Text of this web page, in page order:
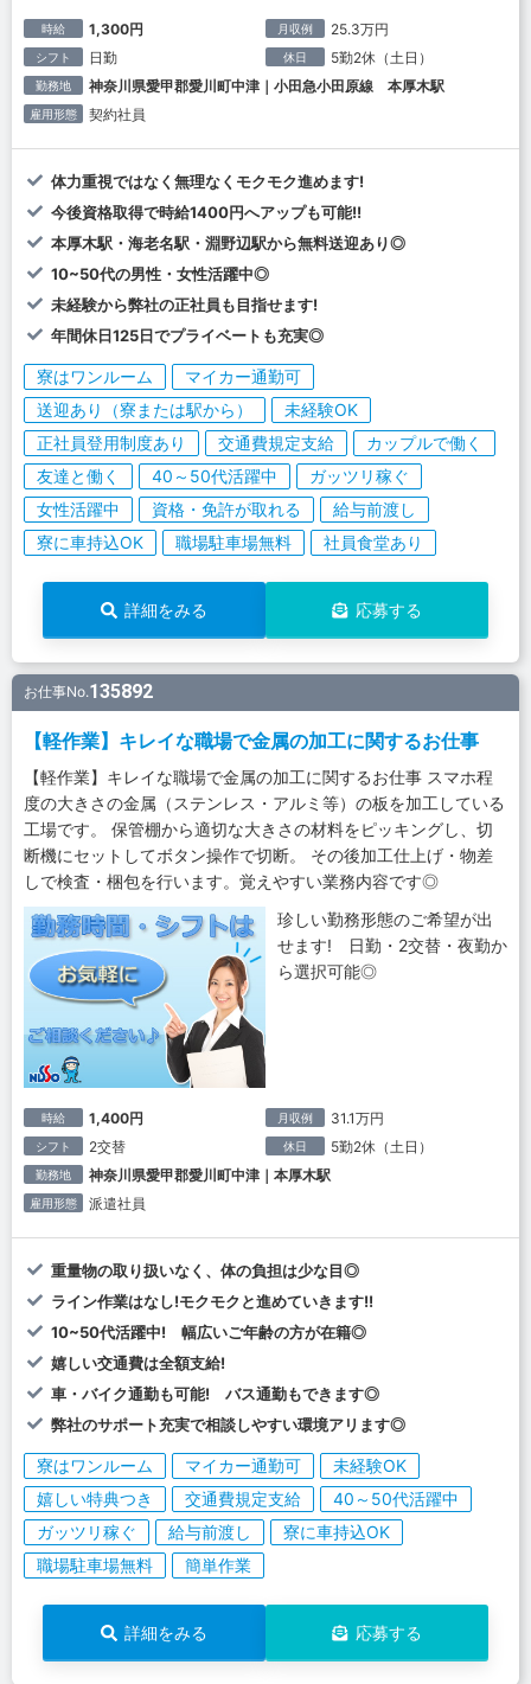
時給 1,300円 月収例 25.3万円
シフト 日勤 休日 5勤2休（土日）
勤務地 神奈川県愛甲郡愛川町中津｜小田急小田原線 本厚木駅
雇用形態 契約社員
体力重視ではなく無理なくモクモク進めます!
今後資格取得で時給1400円へアップも可能!!
本厚木駅・海老名駅・淵野辺駅から無料送迎あり◎
10~50代の男性・女性活躍中◎
未経験から弊社の正社員も目指せます!
年間休日125日でプライベートも充実◎
寮はワンルーム
マイカー通勤可
送迎あり（寮または駅から）
未経験OK
正社員登用制度あり
交通費規定支給
カップルで働く
友達と働く
40～50代活躍中
ガッツリ稼ぐ
女性活躍中
資格・免許が取れる
給与前渡し
寮に車持込OK
職場駐車場無料 社員食堂あり
詳細をみる 応募する
お仕事No.135892
【軽作業】キレイな職場で金属の加工に関するお仕事
【軽作業】キレイな職場で金属の加工に関するお仕事 スマホ程
度の大きさの金属（ステンレス・アルミ等）の板を加工している
工場です。 保管棚から適切な大きさの材料をピッキングし、切
断機にセットしてボタン操作で切断。 その後加工仕上げ・物差
しで検査・梱包を行います。覚えやすい業務内容です◎
珍しい勤務形態のご希望が出
せます! 日勤・2交替・夜勤か
ら選択可能◎
時給 1,400円 月収例 31.1万円
シフト 2交替 休日 5勤2休（土日）
勤務地 神奈川県愛甲郡愛川町中津｜本厚木駅
雇用形態 派遣社員
重量物の取り扱いなく、体の負担は少な目◎
ライン作業はなし!モクモクと進めていきます!!
10~50代活躍中! 幅広いご年齢の方が在籍◎
嬉しい交通費は全額支給!
車・バイク通勤も可能! バス通勤もできます◎
弊社のサポート充実で相談しやすい環境アリます◎
寮はワンルーム マイカー通勤可
未経験OK
嬉しい特典つき
交通費規定支給
40～50代活躍中
ガッツリ稼ぐ
給与前渡し
寮に車持込OK
職場駐車場無料
簡単作業
詳細をみる 応募する